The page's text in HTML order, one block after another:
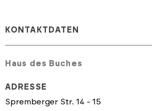
KONTAKTDATEN
Haus des Buches
ADRESSE
Spremberger Str. 14 - 15